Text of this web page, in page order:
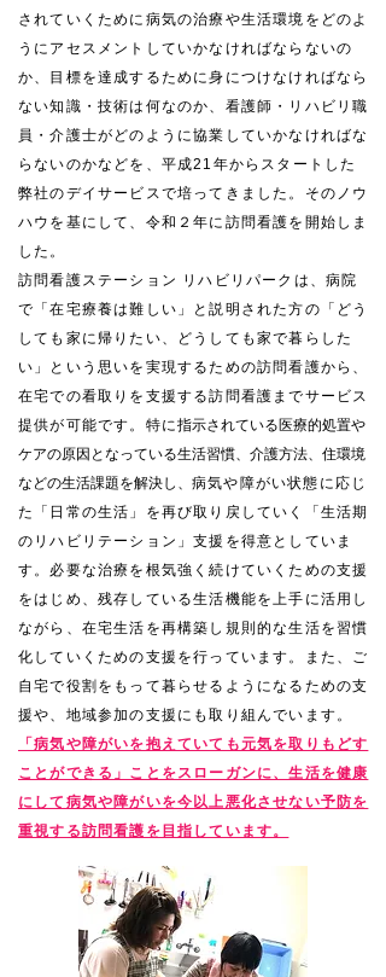
されていくために病気の治療や生活環境をどのよ
うにアセスメントしていかなければならないの
か、目標を達成するために身につけなければなら
ない知識・技術は何なのか、看護師・リハビリ職
員・介護士がどのように協業していかなければな
らないのかなどを、平成21年からスタートした
弊社のデイサービスで培ってきました。そのノウ
ハウを基にして、令和２年に訪問看護を開始しま
した。
訪問看護ステーション リハビリパークは、病院
で 「在宅療養は難しい」と説明された方の 「どう
しても家に帰りたい、どうしても家で暮らした
い」という思いを実現するための訪問看護から、
在宅での看取りを支援する訪問看護までサービス
提供が可能です。特に指示されている医療的処置や
ケアの原因となっている生活習慣、介護方法、 ​住環境
などの生活課題​を解決し、 病気や障がい状態に応じ
た「日常の生活」を再び取り戻していく
​「生活期
のリハビリテーション」支援を得意としていま
す。 必要な治療を根気強く続けていくための支援
をはじめ、残存している生活機能を上手に活用し
ながら、在宅生活を再構築し規則的な生活を習慣
化していくための支援を行っています。また、ご
自宅で役割をもって暮らせるようになるための支
援や、地域参加の支援にも取り組んでいます。
「病気や障がいを抱えていても元気を取りもどす
ことができる」ことをスローガンに、生活を健康
にして病気や障がいを今以上悪化させない予防を
重視する訪問看護を目指しています。